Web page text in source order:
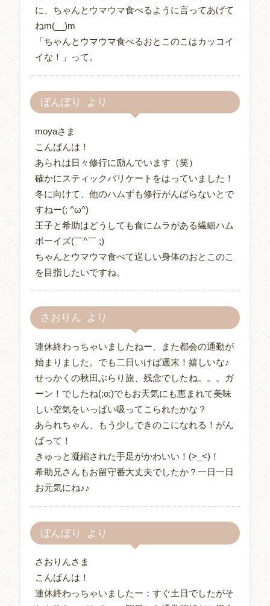
に、ちゃんとウマウマ食べるように言ってあげて
ねm(__)m
「ちゃんとウマウマ食べるおとこのこはカッコイ
イな！」って。
ぼんぼり
moyaさま
こんばんは！
あられは日々修行に励んでいます（笑）
確かにスティックバリケートをはっていました！
冬に向けて、他のハムずも修行がんばらないとで
すねー(; ^ω^)
王子と希助はどうしても食にムラがある繊細ハム
ボーイズ(￣^￣ ;)
ちゃんとウマウマ食べて逞しい身体のおとこのこ
を目指したいですね。
さおりん
連休終わっちゃいましたねー、また都会の通勤が
始まりました。でも二日いけば週末！嬉しいな♪
せっかくの秋田ぶらり旅、残念でしたね。。。ガ
ーン！でしたね(;o;)でもお天気にも恵まれて美味
しい空気をいっぱい吸ってこられたかな？
あられちゃん、もう少しできのこになれる！がん
ばって！
きゅっと凝縮された手足がかわいい！(>_<)！
希助兄さんもお留守番大丈夫でしたか？一日一日
お元気にね♪♪
ぼんぼり
さおりんさま
こんばんは！
連休終わっちゃいましたー；すぐ土日でしたがそ